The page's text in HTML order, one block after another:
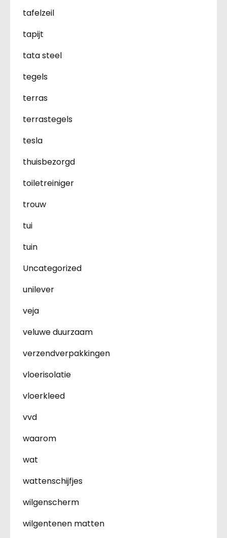
tafelzeil
tapijt
tata steel
tegels
terras
terrastegels
tesla
thuisbezorgd
toiletreiniger
trouw
tui
tuin
Uncategorized
unilever
veja
veluwe duurzaam
verzendverpakkingen
vloerisolatie
vloerkleed
vvd
waarom
wat
wattenschijfjes
wilgenscherm
wilgentenen matten